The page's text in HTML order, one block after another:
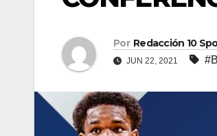
Por Redacción 10
JUN 22, 2021